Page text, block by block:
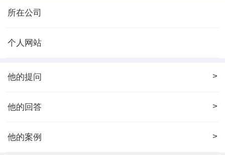
所在公司
个人网站
他的提问 >
他的回答 >
他的案例 >